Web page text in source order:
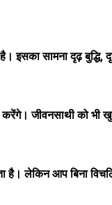
इसका सामना दृढ़ बुद्धि,
जीवनसाथी को भी
लेकिन आप बिना